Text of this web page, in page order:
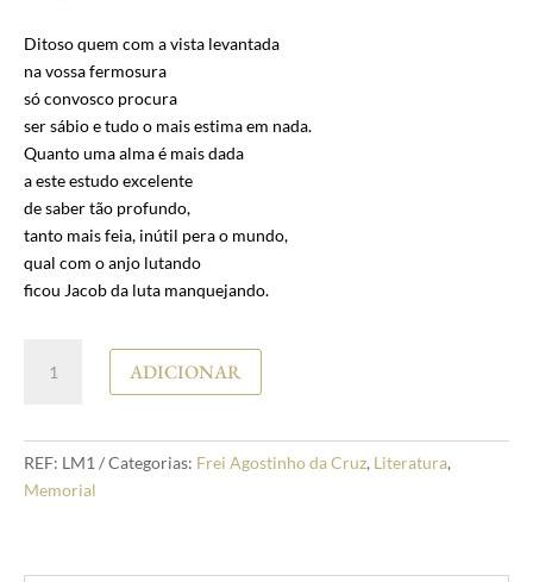
Ditoso quem com a vista levantada
na vossa fermosura
só convosco procura
ser sábio e tudo o mais estima em nada.
Quanto uma alma é mais dada
a este estudo excelente
de saber tão profundo,
tanto mais feia, inútil pera o mundo,
qual com o anjo lutando
ficou Jacob da luta manquejando.
da
Cruz
escrito
ADICIONAR
REF: LM1 Categorias: Frei Agostinho da Cruz, Literatura,
Memorial